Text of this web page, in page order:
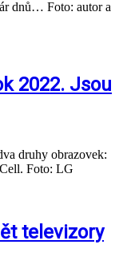
dnů… Foto: autor a
2022. Jsou
druhy obrazovek:
Foto: LG
televizory